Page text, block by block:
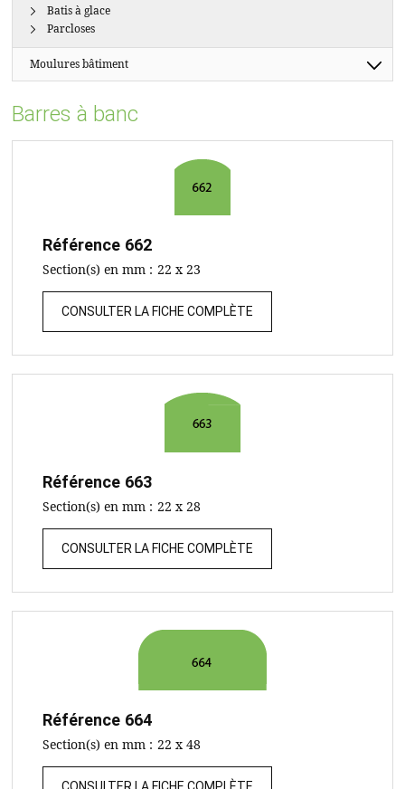
Batis à glace
Parcloses
Moulures bâtiment
Barres à banc
Référence 662
Section(s) en mm : 22 x 23
CONSULTER LA FICHE COMPLÈTE
Référence 663
Section(s) en mm : 22 x 28
CONSULTER LA FICHE COMPLÈTE
Référence 664
Section(s) en mm : 22 x 48
CONSULTER LA FICHE COMPLÈTE